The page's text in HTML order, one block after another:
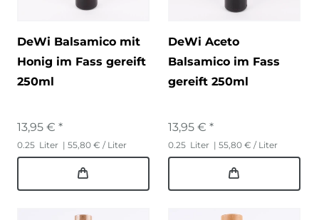
DeWi Balsamico mit
Honig im Fass gereift
250ml
13,95 € *
0.25 Liter | 55,80 € / Liter
DeWi Aceto
Balsamico im Fass
gereift 250ml
13,95 € *
0.25 Liter | 55,80 € / Liter